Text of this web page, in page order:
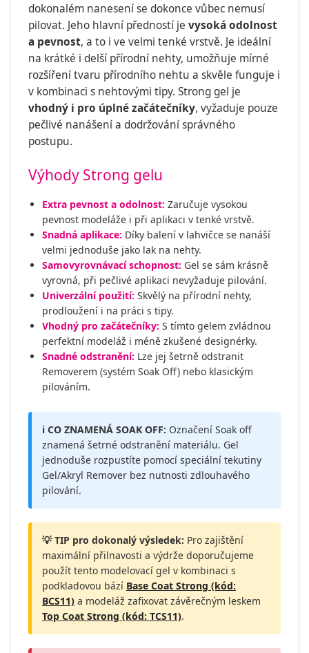
dokonalém nanesení se dokonce vůbec nemusí
pilovat. Jeho hlavní předností je vysoká odolnost
a pevnost, a to i ve velmi tenké vrstvě. Je ideální
na krátké i delší přírodní nehty, umožňuje mírné
rozšíření tvaru přírodního nehtu a skvěle funguje i
v kombinaci s nehtovými tipy. Strong gel je
vhodný i pro úplné začátečníky, vyžaduje pouze
pečlivé nanášení a dodržování správného
postupu.
Výhody Strong gelu
Extra pevnost a odolnost: Zaručuje vysokou
pevnost modeláže i při aplikaci v tenké vrstvě.
Snadná aplikace: Díky balení v lahvičce se nanáší
velmi jednoduše jako lak na nehty.
Samovyrovnávací schopnost: Gel se sám krásně
vyrovná, při pečlivé aplikaci nevyžaduje pilování.
Univerzální použití: Skvělý na přírodní nehty,
prodloužení i na práci s tipy.
Vhodný pro začátečníky: S tímto gelem zvládnou
perfektní modeláž i méně zkušené designérky.
Snadné odstranění: Lze jej šetrně odstranit
Removerem (systém Soak Off) nebo klasickým
pilováním.
ℹ️ CO ZNAMENÁ SOAK OFF: Označení Soak off
znamená šetrné odstranění materiálu. Gel
jednoduše rozpustíte pomocí speciální tekutiny
Gel/Akryl Remover bez nutnosti zdlouhavého
pilování.
💡 TIP pro dokonalý výsledek: Pro zajištění
maximální přilnavosti a výdrže doporučujeme
použít tento modelovací gel v kombinaci s
podkladovou bází Base Coat Strong (kód:
BCS11) a modeláž zafixovat závěrečným leskem
Top Coat Strong (kód: TCS11).